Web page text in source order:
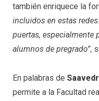
también enriquece la
incluidos en estas
puertas, especialmente
alumnos de pregrado”,
En palabras de
permite a la Facultad